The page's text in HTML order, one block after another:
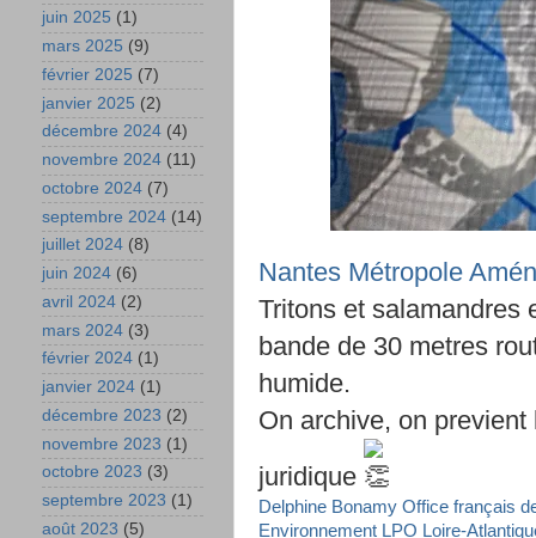
Nantes Métropole
Tritons et salamandres
bande de 30 metres
humide.
On archive, on
juridique
Delphine Bonamy Office français
Environnement LPO Loire-
juin 2025 (1)
mars 2025 (9)
février 2025 (7)
janvier 2025 (2)
décembre 2024 (4)
novembre 2024 (11)
octobre 2024 (7)
septembre 2024 (14)
juillet 2024 (8)
juin 2024 (6)
avril 2024 (2)
mars 2024 (3)
février 2024 (1)
janvier 2024 (1)
décembre 2023 (2)
novembre 2023 (1)
octobre 2023 (3)
septembre 2023 (1)
août 2023 (5)